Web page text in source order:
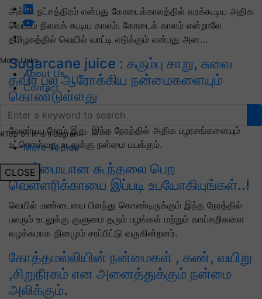
More Links
About Us
Contact
#Top on Krishi Jagran
More Topics
CLOSE
அக்னி நட்சத்திரம் என்பது கோடைக்காலத்தில் வரக்கூடிய அதிக
வெப்பம் நிலவக் கூடிய காலம். கோடைக் காலம் என்றாலே
தமிழகத்தில் வெயில் வாட்டி எடுக்கும் என்பது அன…
Sugarcane juice : கரும்பு சாறு, சுவை
தவிர பல ஆரோக்கிய நன்மைகளையும்
கொண்டுள்ளது
கோடை காலம் தொடங்கிவிட்டது. நிறைய தண்ணீர் குடிக்க
வேண்டிய நேரம் இது. இந்த நேரத்தில் அதிக பழரசங்களையும்
உட்கொள்வது உடலுக்கு நன்மை பயக்கும்.
மென்மையான கூந்தலை பெற
வெள்ளரிக்காயை இப்படி உபயோகியுங்கள்..!
வெயில் மண்டையை பிளந்து கொண்டிருக்கும் இந்த நேரத்தில்
பலரும் உடலுக்கு குளுமை தரும் பழங்கள் மற்றும் காய்கறிகளை
வழக்கமாக தினமும் சாப்பிட்டு வருகின்றனர்.
கோத்தமல்லியின் நன்மைகள் , கண், வயிறு
,சிறுநீரகம் என அனைத்துக்கும் நன்மை
அலிக்கும்.